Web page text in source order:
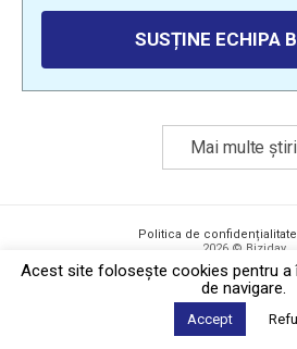
SUSȚINE ECHIPA
Mai multe știri
Politica de confidențialitate
2026 © Biziday
Acest site foloseşte cookies pentru a
de navigare.
Accept